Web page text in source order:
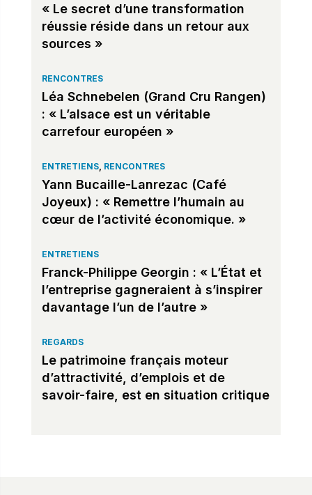
« Le secret d’une transformation
réussie réside dans un retour aux
sources »
RENCONTRES
Léa Schnebelen (Grand Cru Rangen)
: « L’alsace est un véritable
carrefour européen »
ENTRETIENS, RENCONTRES
Yann Bucaille-Lanrezac (Café
Joyeux) : « Remettre l’humain au
cœur de l’activité économique. »
ENTRETIENS
Franck-Philippe Georgin : « L’État et
l’entreprise gagneraient à s’inspirer
davantage l’un de l’autre »
REGARDS
Le patrimoine français moteur
d’attractivité, d’emplois et de
savoir-faire, est en situation critique